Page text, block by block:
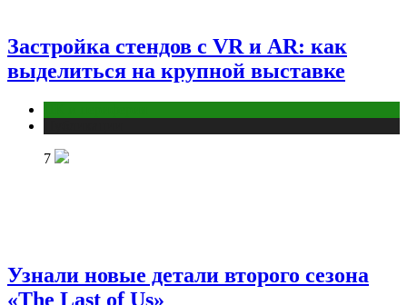
Застройка стендов с VR и AR: как
выделиться на крупной выставке
7
Узнали новые детали второго сезона
«The Last of Us»